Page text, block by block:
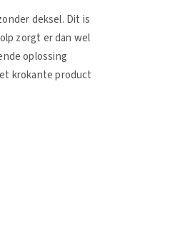
deksel. Dit is
zorgt er dan wel
oplossing
krokante product